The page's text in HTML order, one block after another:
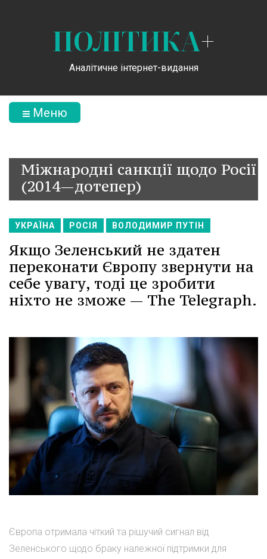
ПОЛІТИКА+
Аналітичне інтернет-видання
Меню
Міжнародні санкції щодо Росії
(2014—дотепер)
УКРАЇНА РОСІЯ ВОЛОДИМИР ПУТІН
Якщо Зеленський не здатен
переконати Європу звернути на
себе увагу, тоді це зробити
ніхто не зможе — The Telegraph.
Європа отримала чіткий та рішучий сигнал від
Зеленського щодо браку належної підтримки для